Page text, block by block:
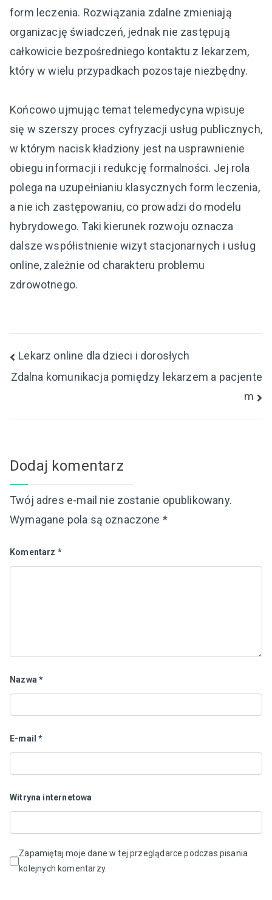
form leczenia. Rozwiązania zdalne zmieniają
organizację świadczeń, jednak nie zastępują
całkowicie bezpośredniego kontaktu z lekarzem,
który w wielu przypadkach pozostaje niezbędny.
Końcowo ujmując temat telemedycyna wpisuje
się w szerszy proces cyfryzacji usług publicznych,
w którym nacisk kładziony jest na usprawnienie
obiegu informacji i redukcję formalności. Jej rola
polega na uzupełnianiu klasycznych form leczenia,
a nie ich zastępowaniu, co prowadzi do modelu
hybrydowego. Taki kierunek rozwoju oznacza
dalsze współistnienie wizyt stacjonarnych i usług
online, zależnie od charakteru problemu
zdrowotnego.
Nawigacja
wpisu
Lekarz online dla dzieci i dorosłych
Zdalna komunikacja pomiędzy lekarzem a pacjente
m
Dodaj komentarz
Twój adres e-mail nie zostanie opublikowany.
Wymagane pola są oznaczone *
Komentarz *
Nazwa*
E-mail*
Witryna internetowa
Zapamiętaj moje dane w tej przeglądarce podczas pisania
kolejnych komentarzy.